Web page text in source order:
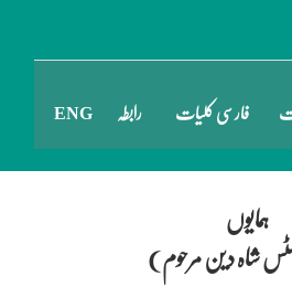
فارسی کلیات رابطہ ENG
ہمایوں